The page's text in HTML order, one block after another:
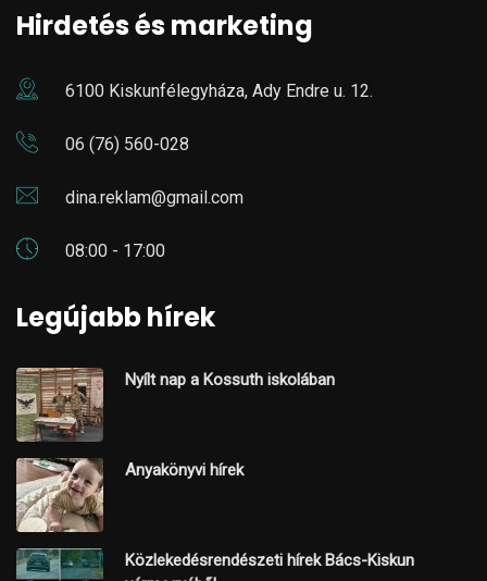
Hirdetés és marketing
6100 Kiskunfélegyháza, Ady Endre u. 12.
06 (76) 560-028
dina.reklam@gmail.com
08:00 - 17:00
Legújabb hírek
Nyílt nap a Kossuth iskolában
Anyakönyvi hírek
Közlekedésrendészeti hírek Bács-Kiskun